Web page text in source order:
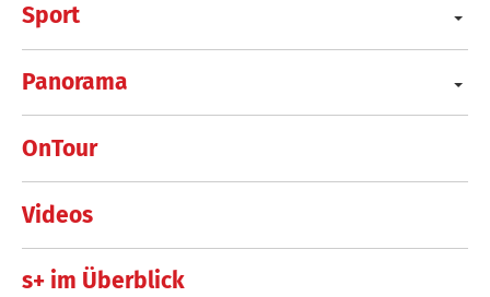
Sport
Panorama
OnTour
Videos
s+ im Überblick